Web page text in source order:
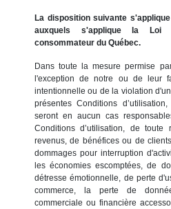
La disposition suivante
auxquels s'applique la
consommateur du Québec.
Dans toute la mesure permise
l'exception de notre ou de leur
intentionnelle ou de la violation
présentes Conditions
seront en aucun cas
Conditions d’utilisation, de toute
revenus, de bénéfices ou de
dommages pour interruption
les économies escomptées, de
détresse émotionnelle, de perte
commerce, la perte de
commerciale ou financière